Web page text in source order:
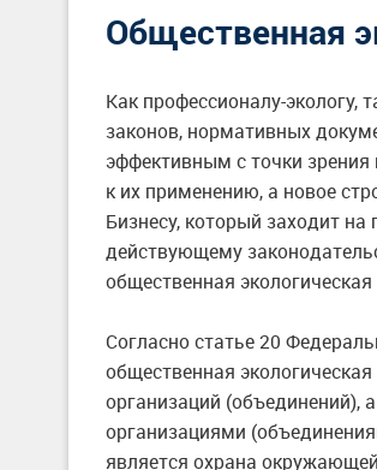
Общественная
Как профессионалу-экологу,
законов, нормативных
эффективным с точки
к их применению, а новое
Бизнесу, который заходит
действующему
общественная экологическая
Согласно статье 20
общественная
организаций (объединений),
организациями
является охрана